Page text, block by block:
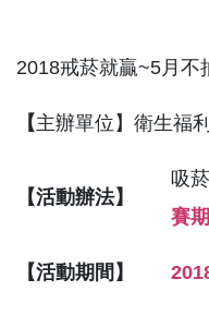
【主辦單位】衛生福
【活動辦法】
吸
賽
【活動期間】